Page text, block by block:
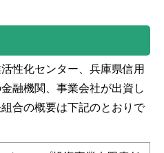
性化センター、兵庫県信用
融機関、事業会社が出資し
合の概要は下記のとおりで